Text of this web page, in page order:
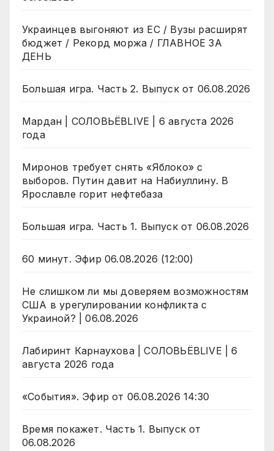
Украинцев выгоняют из ЕС / Вузы расширят
бюджет / Рекорд моржа / ГЛАВНОЕ ЗА
ДЕНЬ
Большая игра. Часть 2. Выпуск от 06.08.2026
Мардан | СОЛОВЬЁВLIVE | 6 августа 2026
года
Миронов требует снять «Яблоко» с
выборов. Путин давит на Набиуллину. В
Ярославле горит нефтебаза
Большая игра. Часть 1. Выпуск от 06.08.2026
60 минут. Эфир 06.08.2026 (12:00)
Не слишком ли мы доверяем возможностям
США в урегулировании конфликта с
Украиной? | 06.08.2026
Лабиринт Карнаухова | СОЛОВЬЁВLIVE | 6
августа 2026 года
«События». Эфир от 06.08.2026 14:30
Время покажет. Часть 1. Выпуск от
06.08.2026